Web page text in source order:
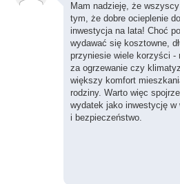
Mam nadzieję, że
tym, że dobre ocieplenie
inwestycja na lata! Choć
wydawać się kosztowne,
przyniesie wiele korzyści -
za ogrzewanie czy
większy komfort
rodziny. Warto więc
wydatek jako inwestycję w
i bezpieczeństwo.